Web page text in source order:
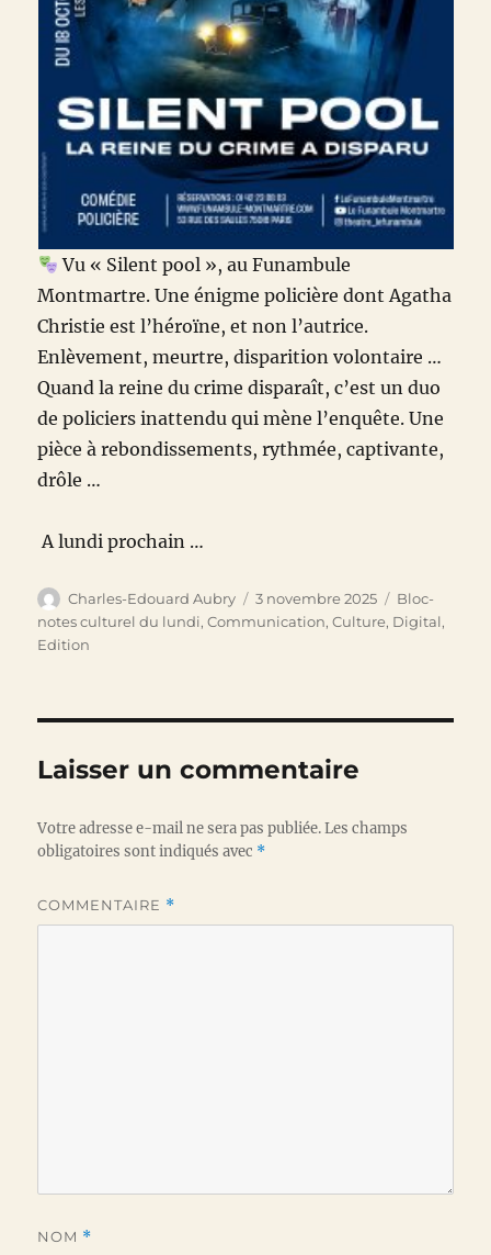
Vu « Silent pool », au Funambule
Montmartre. Une énigme policière dont Agatha
Christie est l’héroïne, et non l’autrice.
Enlèvement, meurtre, disparition volontaire …
Quand la reine du crime disparaît, c’est un duo
de policiers inattendu qui mène l’enquête. Une
pièce à rebondissements, rythmée, captivante,
drôle …
A lundi prochain …
Auteur
Charles-Edouard Aubry
Publié
le
3 novembre 2025 Catégories
Bloc-
notes culturel du lundi,Communication,Culture, Digital,
Edition
Laisser un commentaire
Votre adresse e-mail ne sera pas publiée. Les champs
obligatoires sont indiqués avec *
COMMENTAIRE *
NOM *